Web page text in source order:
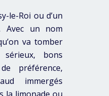
le-Roi ou d’un
Avec un nom
va tomber
bons
préférence,
immergés